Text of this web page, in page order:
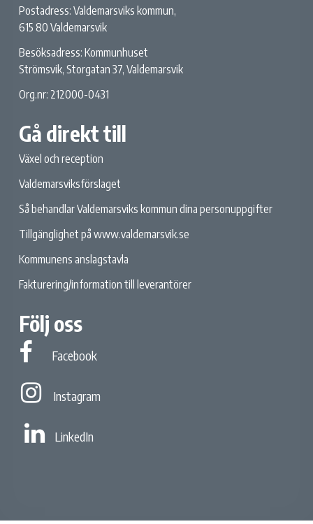
Postadress: Valdemarsviks kommun,
615 80 Valdemarsvik
Besöksadress: Kommunhuset
Strömsvik, Storgatan 37, Valdemarsvik
Org.nr: 212000-0431
Gå direkt till
Växel och reception
Valdemarsviksförslaget
Så behandlar Valdemarsviks kommun dina personuppgifter
Tillgänglighet på www.valdemarsvik.se
Kommunens anslagstavla
Fakturering/information till leverantörer
Följ oss
Facebook
Facebook
Instagram
Instagram
LinkedIn
Linked In